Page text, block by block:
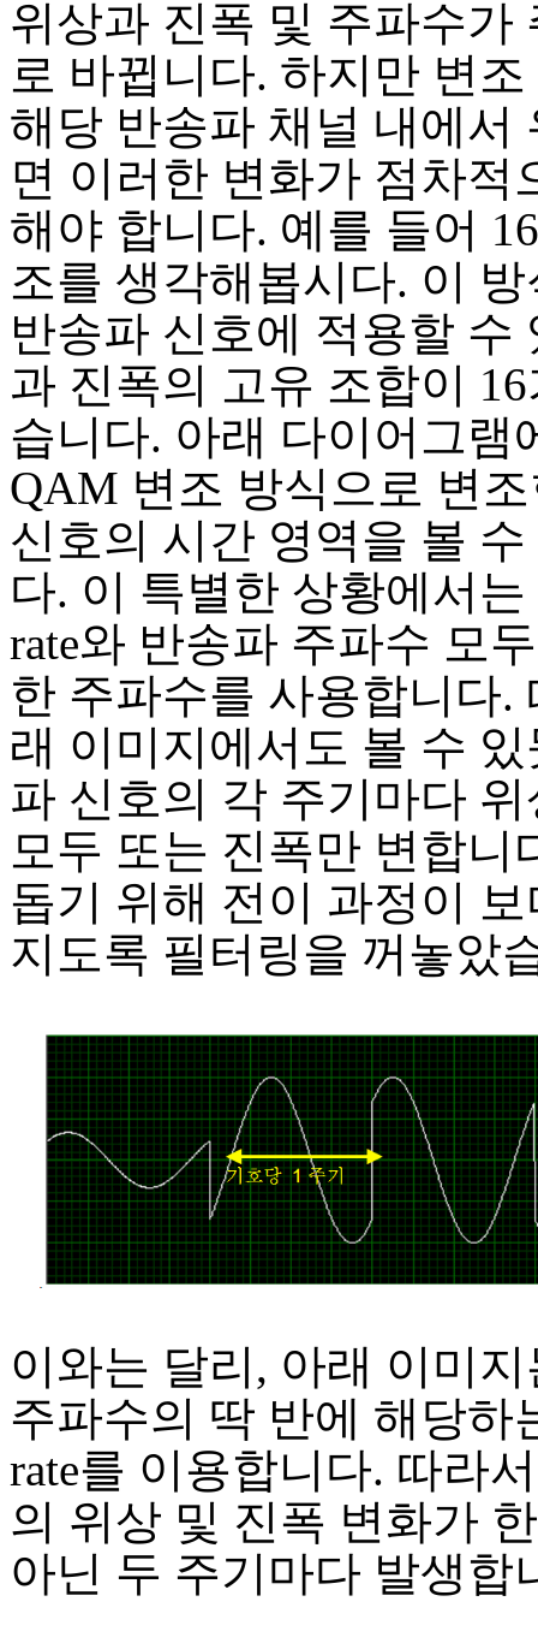
위상과 진폭 및 주파수가
로 바뀝니다. 하지만 변
해당 반송파 채널 내에서
면 이러한 변화가 점차적
해야 합니다. 예를 들어
조를 생각해봅시다. 이
반송파 신호에 적용할 수
과 진폭의 고유 조합이
습니다. 아래 다이어그램
QAM 변조 방식으로 변
신호의 시간 영역을 볼
다. 이 특별한 상황에서는
rate와 반송파 주파수 모
한 주파수를 사용합니다.
래 이미지에서도 볼 수
파 신호의 각 주기마다
모두 또는 진폭만 변합니
돕기 위해 전이 과정이
지도록 필터링을 꺼놓았
이와는 달리, 아래 이미
주파수의 딱 반에 해당하
rate를 이용합니다. 따라
의 위상 및 진폭 변화가
아닌 두 주기마다 발생합